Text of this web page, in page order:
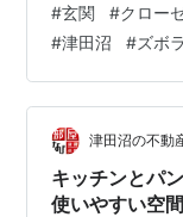
した。使いやす
コツをご紹介し
ったときに最初
る重要なスペー
所なので、使い
ステップ1: 靴の
#玄関 #クロー
#津田沼 #ズボラ
津田沼の不
キッチンとパ
使いやすい空